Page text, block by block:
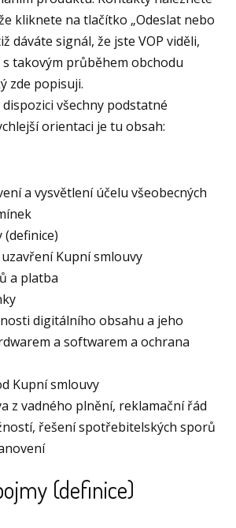
kliknete na tlačítko „Odeslat nebo
dáváte signál, že jste VOP viděli,
takovým průběhem obchodu
zde popisuji.
dispozici všechny podstatné
orientaci je tu obsah:
a vysvětlení účelu všeobecných
(definice)
Kupní smlouvy
a platba
digitálního obsahu a jeho
a softwarem a ochrana
Kupní smlouvy
z vadného plnění, reklamační řád
řešení spotřebitelských sporů
(definice)